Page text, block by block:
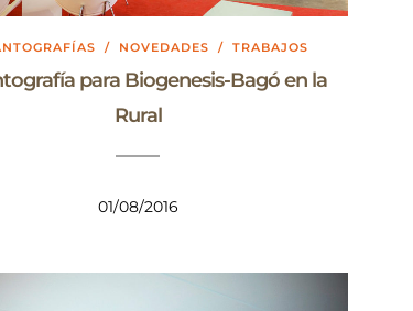
/ NOVEDADES /TRABAJOS
para Biogenesis-Bagó en la
Rural
01/08/2016